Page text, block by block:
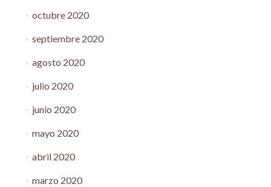
octubre 2020
septiembre 2020
agosto 2020
julio 2020
junio 2020
mayo 2020
abril 2020
marzo 2020